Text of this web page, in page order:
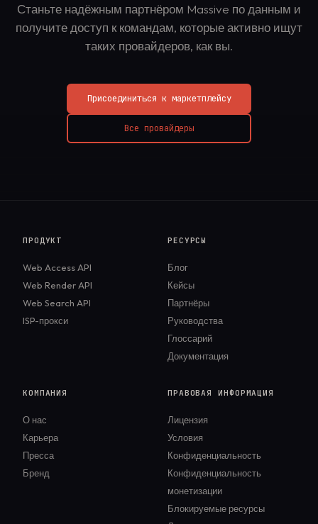
Станьте надёжным партнёром Massive по данным и
получите доступ к командам, которые активно ищут
таких провайдеров, как вы.
Присоединиться к маркетплейсу
Все провайдеры
ПРОДУКТ
Web Access API
Web Render API
Web Search API
ISP-прокси
РЕСУРСЫ
Блог
Кейсы
Партнёры
Руководства
Глоссарий
Документация
КОМПАНИЯ
О нас
Карьера
Пресса
Бренд
ПРАВОВАЯ ИНФОРМАЦИЯ
Лицензия
Условия
Конфиденциальность
Конфиденциальность
монетизации
Блокируемые ресурсы